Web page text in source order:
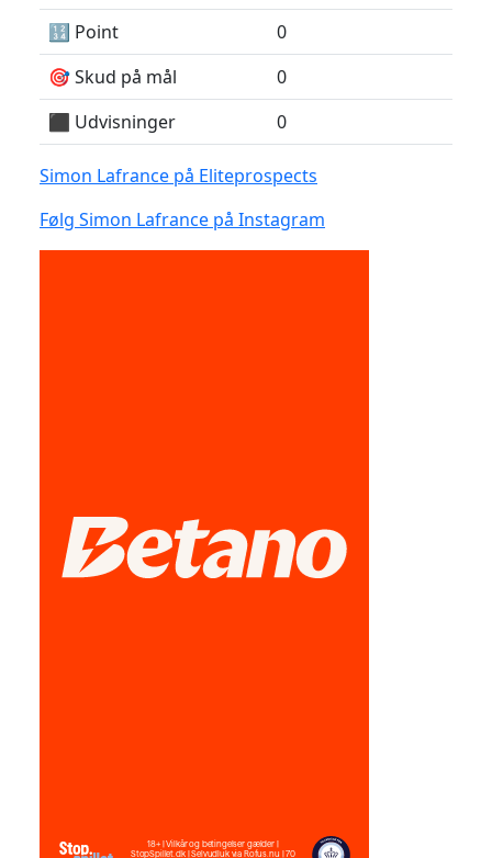
🔢 Point
0
🎯 Skud på mål
0
⬛️ Udvisninger
0
Simon Lafrance på Eliteprospects
Følg Simon Lafrance på Instagram